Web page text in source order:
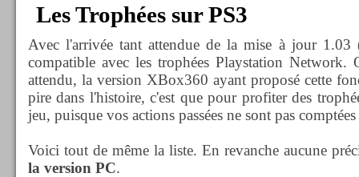
Les Trophées sur PS3
Avec l'arrivée tant attendue de la mise à jour
compatible avec les trophées Playstation Network.
attendu, la version XBox360 ayant proposé cette
pire dans l'histoire, c'est que pour profiter des
jeu, puisque vos actions passées ne sont pas
Voici tout de même la liste. En revanche aucune
la version PC.